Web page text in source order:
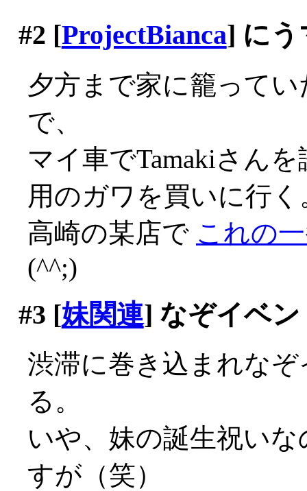
#2 [ProjectBianca] にう
夕方まで家に籠って
で、
マイ車でTamakiさん
用のガワを買いに行く
高崎の某店で これの
(^^;)
#3 [妹関連] なぞイベン
渋滞に巻き込まれな
る。
いや、妹の誕生祝い
すが（笑）